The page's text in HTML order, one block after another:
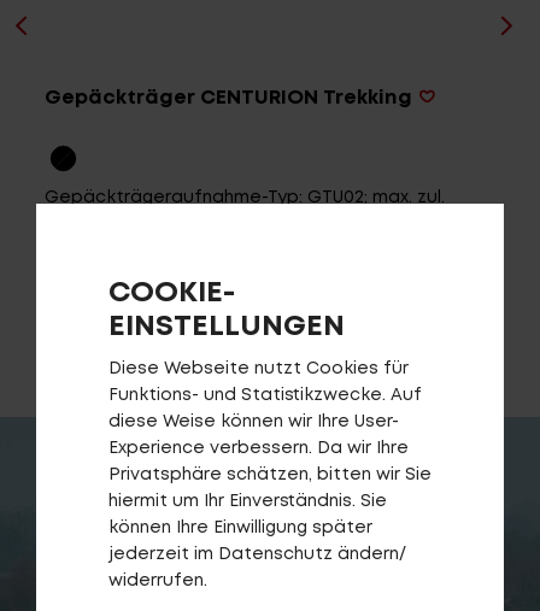
Gepäckträger CENTURION Trekking
Gepäckträgeraufnahme-Typ: GTU02; max. zul.
HÄNDLERSUCHE
COOKIE-
EINSTELLUNGEN
Diese Webseite nutzt Cookies für
Funktions- und Statistikzwecke. Auf
diese Weise können wir Ihre User-
Experience verbessern. Da wir Ihre
Privatsphäre schätzen, bitten wir Sie
hiermit um Ihr Einverständnis. Sie
können Ihre Einwilligung später
jederzeit im Datenschutz ändern/
widerrufen.